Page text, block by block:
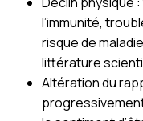
l’immunité,
risque de
littérature
Altération du